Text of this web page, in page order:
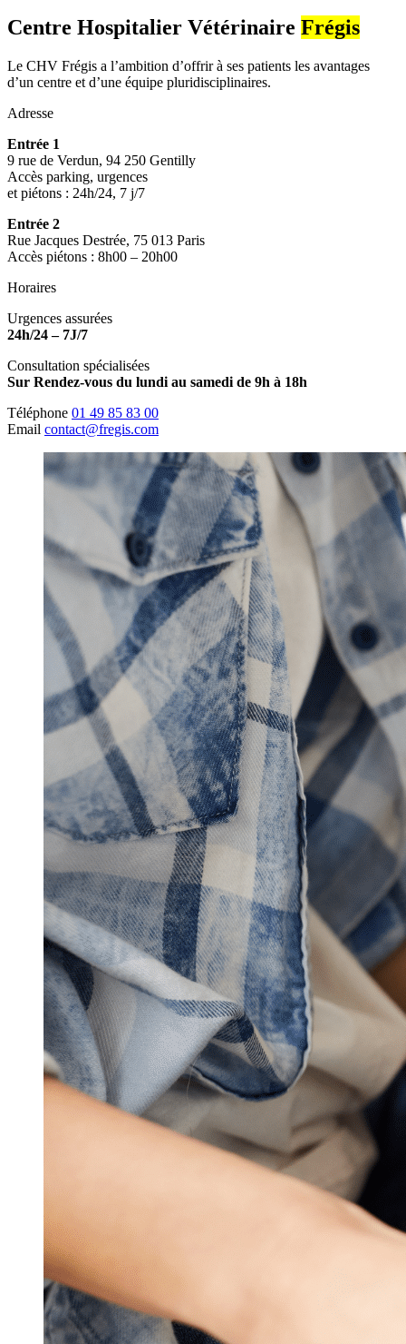
Centre Hospitalier Vétérinaire Frégis
Le CHV Frégis a l’ambition d’offrir à ses patients les avantages
d’un centre et d’une équipe pluridisciplinaires.
Adresse
Entrée 1
9 rue de Verdun, 94 250 Gentilly
Accès parking, urgences
et piétons : 24h/24, 7 j/7
Entrée 2
Rue Jacques Destrée, 75 013 Paris
Accès piétons : 8h00 – 20h00
Horaires
Urgences assurées
24h/24 – 7J/7
Consultation spécialisées
Sur Rendez-vous du lundi au samedi de 9h à 18h
Téléphone 01 49 85 83 00
Email contact@fregis.com